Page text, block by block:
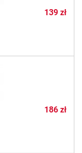
139 zł
186 zł